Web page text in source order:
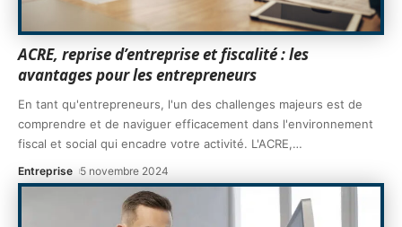
ACRE, reprise d’entreprise et fiscalité : les
avantages pour les entrepreneurs
En tant qu'entrepreneurs, l'un des challenges majeurs est de
comprendre et de naviguer efficacement dans l'environnement
fiscal et social qui encadre votre activité. L'ACRE,…
Entreprise 5 novembre 2024